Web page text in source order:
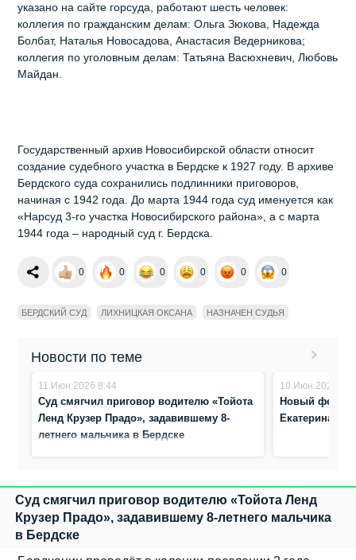
указано на сайте горсуда, работают шесть человек:
коллегия по гражданским делам: Ольга Зюкова, Надежда
Болбат, Наталья Новосадова, Анастасия Ведерникова;
коллегия по уголовным делам: Татьяна Васюхневич, Любовь
Майдан.
Государственный архив Новосибирской области относит
создание судебного участка в Бердске к 1927 году. В архиве
Бердского суда сохранились подлинники приговоров,
начиная с 1942 года. До марта 1944 года суд именуется как
«Нарсуд 3-го участка Новосибирского района», а с марта
1944 года – народный суд г. Бердска.
0 0 0 0 0 0
БЕРДСКИЙ СУД ЛИХНИЦКАЯ ОКСАНА НАЗНАЧЕН СУДЬЯ
Новости по теме
11.Июн.2026 8:44
Суд смягчил приговор водителю «Тойота
Ленд Крузер Прадо», задавившему 8-
летнего мальчика в Бердске
10.Июн.2026
Новый
Екатерина
Суд смягчил приговор водителю «Тойота Ленд
Крузер Прадо», задавившему 8-летнего мальчика
в Бердске